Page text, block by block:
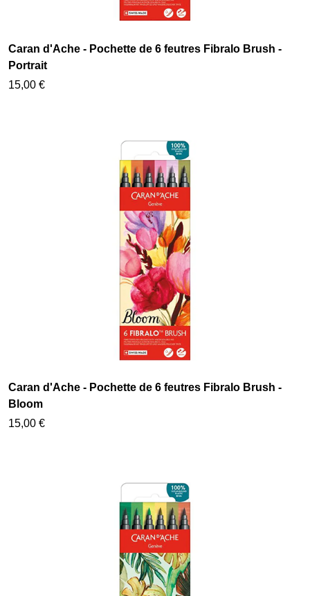
Caran d'Ache - Pochette de 6 feutres Fibralo Brush -
Portrait
15,00 €
Caran d'Ache - Pochette de 6 feutres Fibralo Brush -
Bloom
15,00 €